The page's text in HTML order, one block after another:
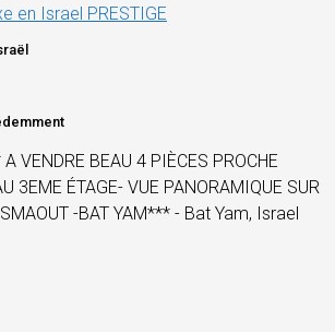
VENDRE BEAU 4 PIÈCES PROCHE
3EME ÉTAGE- VUE PANORAMIQUE SUR
-BAT YAM*** - Bat Yam, Israel